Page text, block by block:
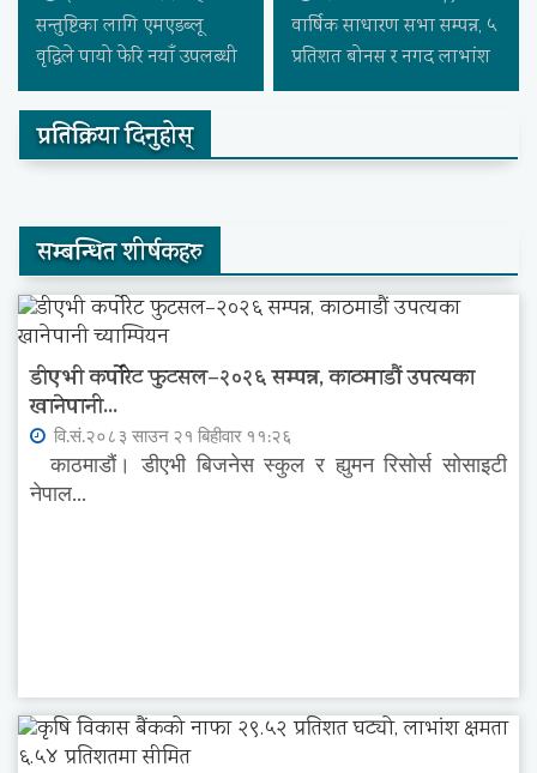
सन्तुष्टिका लागि एमएडब्लू
वृद्धिले पायो फेरि नयाँ उपलब्धी
वार्षिक साधारण सभा सम्पन्न, ५
प्रतिशत बोनस र नगद लाभांश
प्रतिक्रिया दिनुहोस्
सम्बन्धित शीर्षकहरु
डीएभी कर्पोरेट फुटसल–२०२६ सम्पन्न, काठमाडौं उपत्यका
खानेपानी...
वि.सं.२०८३ साउन २१ बिहीवार ११:२६
काठमाडौं। डीएभी बिजनेस स्कुल र ह्युमन रिसोर्स सोसाइटी
नेपाल...